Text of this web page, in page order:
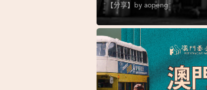
【分享】by aopeng